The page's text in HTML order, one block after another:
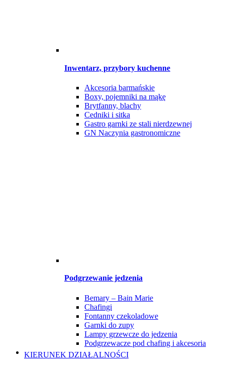
Inwentarz, przybory kuchenne
Akcesoria barmańskie
Boxy, pojemniki na mąkę
Brytfanny, blachy
Cedniki i sitka
Gastro garnki ze stali nierdzewnej
GN Naczynia gastronomiczne
Podgrzewanie jedzenia
Bemary – Bain Marie
Chafingi
Fontanny czekoladowe
Garnki do zupy
Lampy grzewcze do jedzenia
Podgrzewacze pod chafing i akcesoria
KIERUNEK DZIAŁALNOŚCI